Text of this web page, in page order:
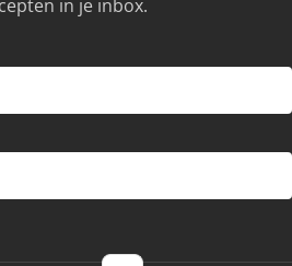
in je inbox.